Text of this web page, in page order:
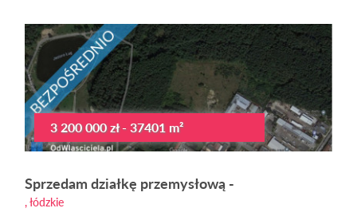
3 200 000 zł - 37401 m²
Sprzedam działkę przemysłową -
, łódzkie